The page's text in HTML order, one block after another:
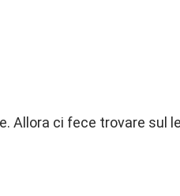
Allora ci fece trovare sul